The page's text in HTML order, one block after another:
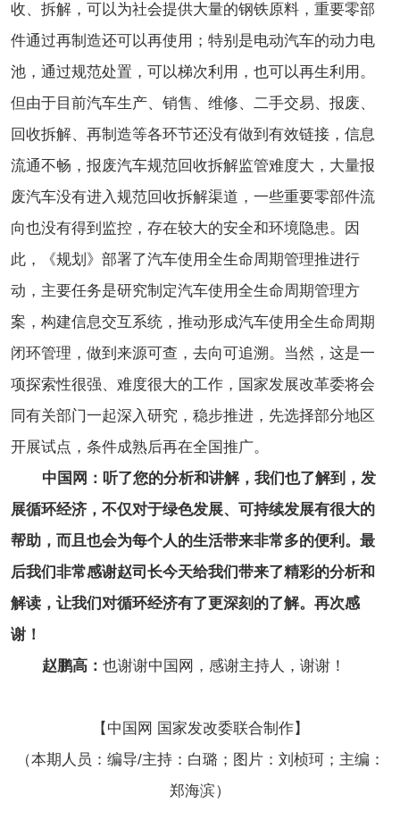
收、拆解，可以为社会提供大量的钢铁原料，重要零部
件通过再制造还可以再使用；特别是电动汽车的动力电
池，通过规范处置，可以梯次利用，也可以再生利用。
但由于目前汽车生产、销售、维修、二手交易、报废、
回收拆解、再制造等各环节还没有做到有效链接，信息
流通不畅，报废汽车规范回收拆解监管难度大，大量报
废汽车没有进入规范回收拆解渠道，一些重要零部件流
向也没有得到监控，存在较大的安全和环境隐患。因
此，《规划》部署了汽车使用全生命周期管理推进行
动，主要任务是研究制定汽车使用全生命周期管理方
案，构建信息交互系统，推动形成汽车使用全生命周期
闭环管理，做到来源可查，去向可追溯。当然，这是一
项探索性很强、难度很大的工作，国家发展改革委将会
同有关部门一起深入研究，稳步推进，先选择部分地区
开展试点，条件成熟后再在全国推广。
中国网：听了您的分析和讲解，我们也了解到，发
展循环经济，不仅对于绿色发展、可持续发展有很大的
帮助，而且也会为每个人的生活带来非常多的便利。最
后我们非常感谢赵司长今天给我们带来了精彩的分析和
解读，让我们对循环经济有了更深刻的了解。再次感
谢！
赵鹏高： 也谢谢中国网，感谢主持人，谢谢！
【中国网 国家发改委联合制作】
（本期人员：编导/主持：白璐；图片：刘桢珂；主编：
郑海滨）